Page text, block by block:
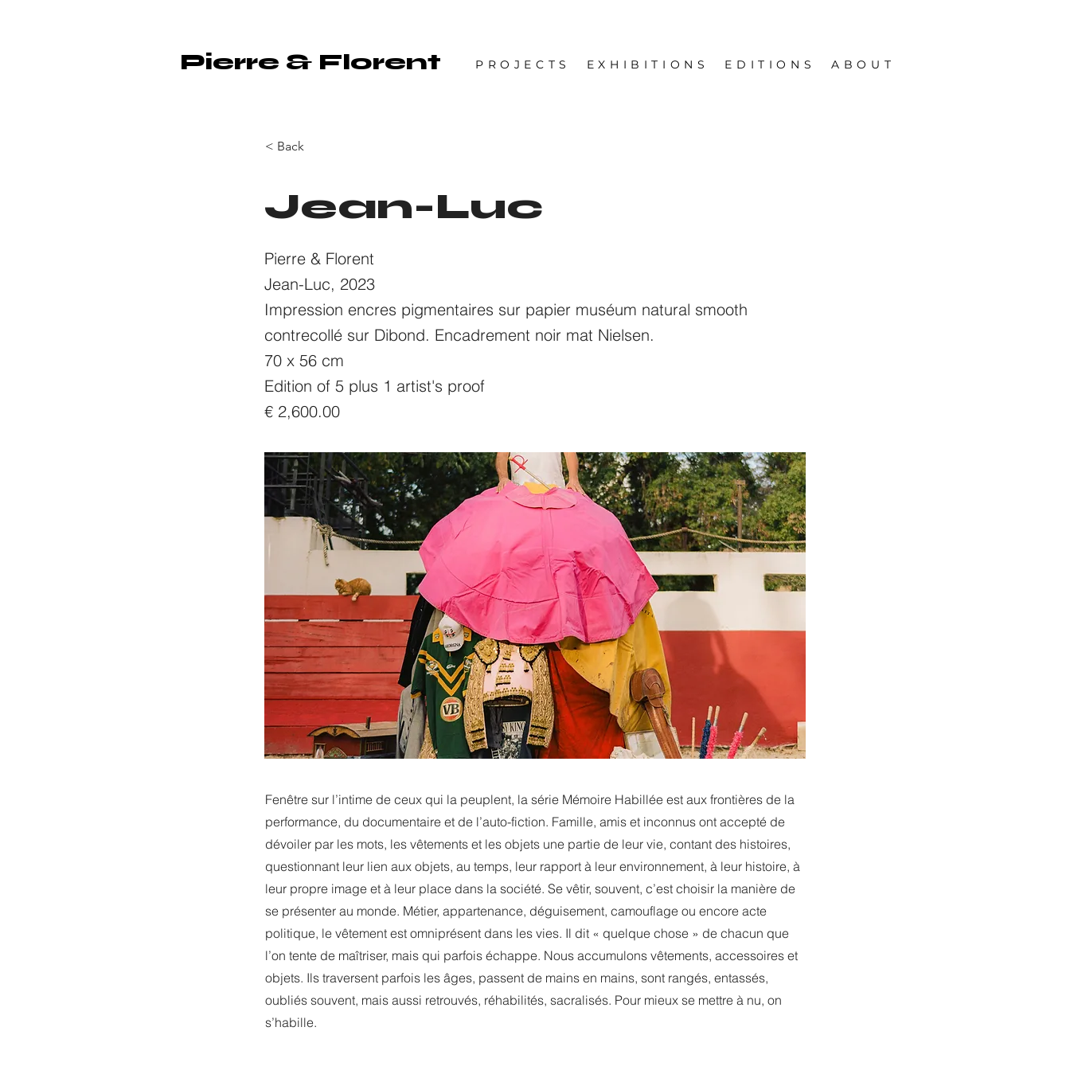
Pierre & Florent PROJECTS EXHIBITIONS EDITIONS ABOUT
< Back
Jean-Luc
Pierre & Florent
Jean-Luc, 2023
Impression encres pigmentaires sur papier muséum natural smooth
contrecollé sur Dibond. Encadrement noir mat Nielsen.
70 x 56 cm
Edition of 5 plus 1 artist's proof
€ 2,600.00
Fenêtre sur l’intime de ceux qui la peuplent, la série Mémoire Habillée est aux frontières de la
performance, du documentaire et de l’auto-fiction. Famille, amis et inconnus ont accepté de
dévoiler par les mots, les vêtements et les objets une partie de leur vie, contant des histoires,
questionnant leur lien aux objets, au temps, leur rapport à leur environnement, à leur histoire, à
leur propre image et à leur place dans la société. Se vêtir, souvent, c’est choisir la manière de
se présenter au monde. Métier, appartenance, déguisement, camouflage ou encore acte
politique, le vêtement est omniprésent dans les vies. Il dit « quelque chose » de chacun que
l’on tente de maîtriser, mais qui parfois échappe. Nous accumulons vêtements, accessoires et
objets. Ils traversent parfois les âges, passent de mains en mains, sont rangés, entassés,
oubliés souvent, mais aussi retrouvés, réhabilités, sacralisés. Pour mieux se mettre à nu, on
s’habille.